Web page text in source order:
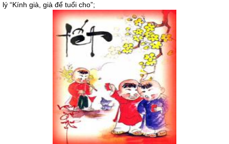
lý “Kính già, già để tuổi cho”;